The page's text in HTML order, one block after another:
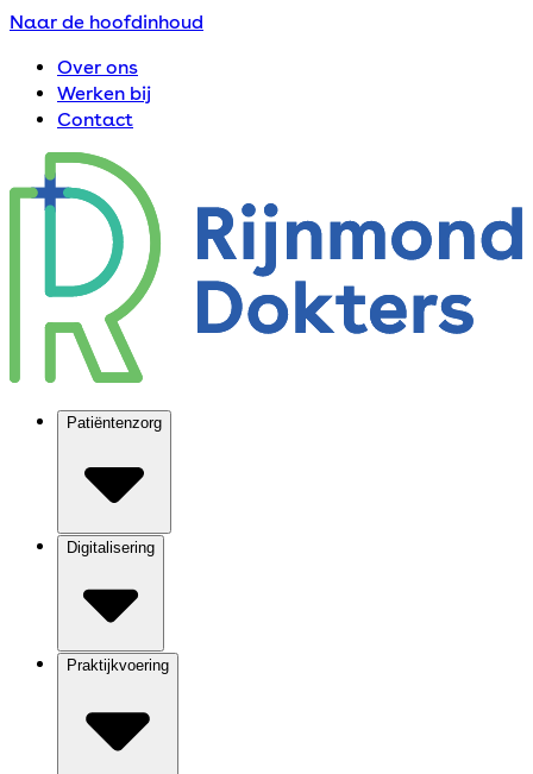
Naar de hoofdinhoud
Over ons
Werken bij
Contact
Patiëntenzorg
Digitalisering
Praktijkvoering